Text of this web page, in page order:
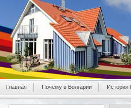
Главная Почему в Болгарии История